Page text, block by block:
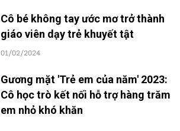
Cô bé không tay ước mơ trở thành
giáo viên dạy trẻ khuyết tật
01/02/2024
Gương mặt 'Trẻ em của năm' 2023:
Cô học trò kết nối hỗ trợ hàng trăm
em nhỏ khó khăn